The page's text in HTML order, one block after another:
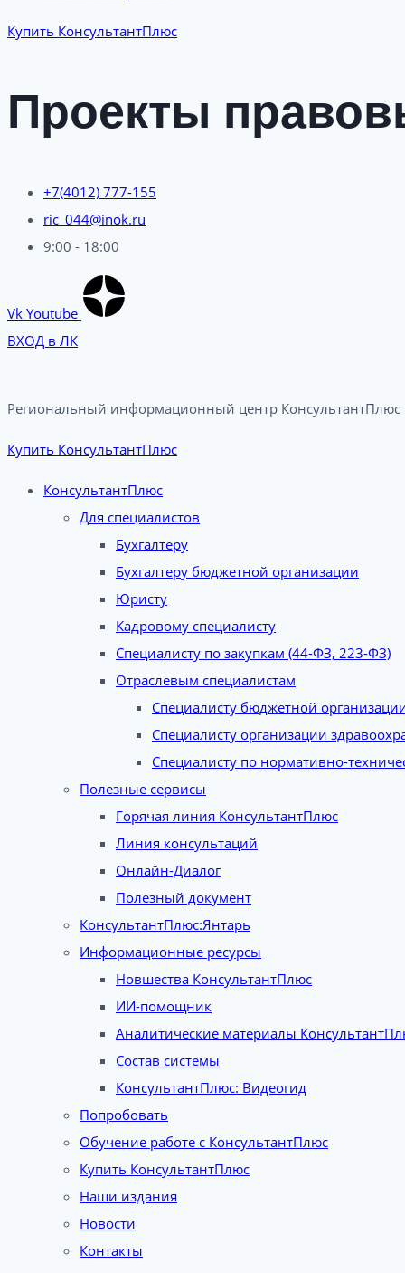
Купить КонсультантПлюс
Проекты
+7(4012) 777-155
ric_044@inok.ru
9:00 - 18:00
Vk Youtube
ВХОД в ЛК
Региональный информационный центр КонсультантПлюс
Купить КонсультантПлюс
КонсультантПлюс
Для специалистов
Бухгалтеру
Бухгалтеру бюджетной организации
Юристу
Кадровому специалисту
Специалисту по закупкам (44-ФЗ, 223-ФЗ)
Отраслевым специалистам
Специалисту бюджетной
Специалисту организации
Специалисту по нормативно-
Полезные сервисы
Горячая линия КонсультантПлюс
Линия консультаций
Онлайн-Диалог
Полезный документ
КонсультантПлюс:Янтарь
Информационные ресурсы
Новшества КонсультантПлюс
ИИ-помощник
Аналитические материалы
Состав системы
КонсультантПлюс: Видеогид
Попробовать
Обучение работе с КонсультантПлюс
Купить КонсультантПлюс
Наши издания
Новости
Контакты